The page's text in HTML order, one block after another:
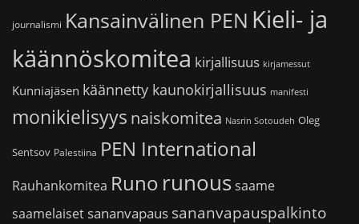
journalismi Kansainvälinen PEN Kieli- ja
käännöskomitea kirjallisuus kirjamessut
Kunniajäsen käännetty kaunokirjallisuus manifesti
monikielisyys naiskomitea Nasrin Sotoudeh Oleg
Sentsov Palestiina PEN International
Rauhankomitea Runo runoussaame
saamelaiset sananvapaus sananvapauspalkinto